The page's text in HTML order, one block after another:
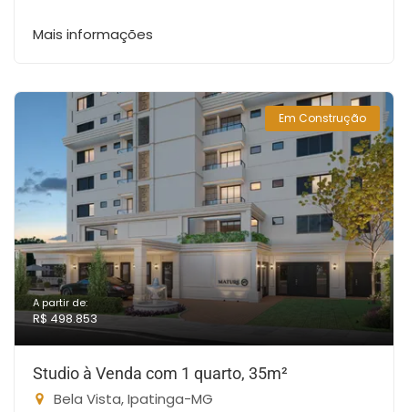
Mais informações
Em Construção
A partir de:
R$ 498.853
Studio à Venda com 1 quarto, 35m²
Bela Vista, Ipatinga-MG